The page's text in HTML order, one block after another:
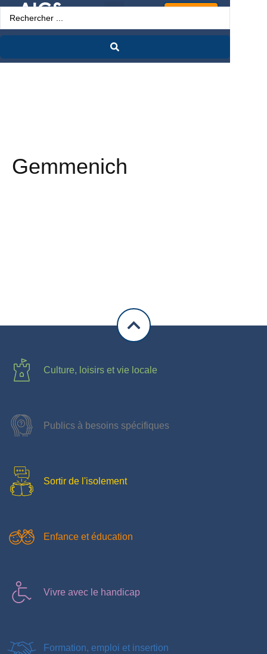
Gemmenich
Culture, loisirs et vie locale
Publics à besoins spécifiques
Sortir de l'isolement
Enfance et éducation
Vivre avec le handicap
Formation, emploi et insertion